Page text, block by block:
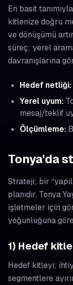
En basit
kitlenize doğru
ve dönüşümü
süreç; yerel
davranışlarına
Hedef netliği:
Yerel uyum:
mesaj/teklif
Ölçümleme:
Tonya'da
Strateji; bir
planıdır. Tonya
işletmeler için
yoğunluğuna
1) Hedef
Hedef kitleyi;
segmentlere